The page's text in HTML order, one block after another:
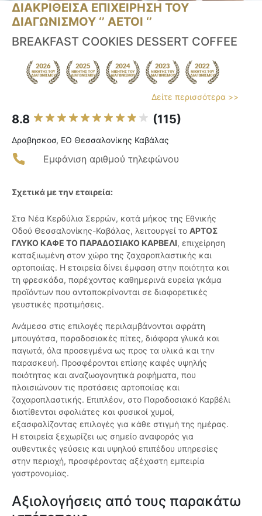
ΔΙΑΚΡΙΘΕΙΣΑ ΕΠΙΧΕΙΡΗΣΗ ΤΟΥ
ΔΙΑΓΩΝΙΣΜΟΥ ‘’ ΑΕΤΟΙ ‘’
BREAKFAST COOKIES DESSERT COFFEE
Δείτε περισσότερα >>
8.8 (115)
Δραβησκοσ, ΕΟ Θεσσαλονίκης Καβάλας
Εμφάνιση αριθμού τηλεφώνου
Σχετικά με την εταιρεία:
Στα Νέα Κερδύλια Σερρών, κατά μήκος της Εθνικής
Οδού Θεσσαλονίκης-Καβάλας, λειτουργεί το ΑΡΤΟΣ
ΓΛΥΚΟ ΚΑΦΕ ΤΟ ΠΑΡΑΔΟΣΙΑΚΟ ΚΑΡΒΕΛΙ, επιχείρηση
καταξιωμένη στον χώρο της ζαχαροπλαστικής και
αρτοποιίας. Η εταιρεία δίνει έμφαση στην ποιότητα και
τη φρεσκάδα, παρέχοντας καθημερινά ευρεία γκάμα
προϊόντων που ανταποκρίνονται σε διαφορετικές
γευστικές προτιμήσεις.
Ανάμεσα στις επιλογές περιλαμβάνονται αφράτη
μπουγάτσα, παραδοσιακές πίτες, διάφορα γλυκά και
παγωτά, όλα προσεγμένα ως προς τα υλικά και την
παρασκευή. Προσφέρονται επίσης καφές υψηλής
ποιότητας και αναζωογονητικά ροφήματα, που
πλαισιώνουν τις προτάσεις αρτοποιίας και
ζαχαροπλαστικής. Επιπλέον, στο Παραδοσιακό Καρβέλι
διατίθενται σφολιάτες και φυσικοί χυμοί,
εξασφαλίζοντας επιλογές για κάθε στιγμή της ημέρας.
Η εταιρεία ξεχωρίζει ως σημείο αναφοράς για
αυθεντικές γεύσεις και υψηλού επιπέδου υπηρεσίες
στην περιοχή, προσφέροντας αξέχαστη εμπειρία
γαστρονομίας.
Αξιολογήσεις από τους παρακάτω